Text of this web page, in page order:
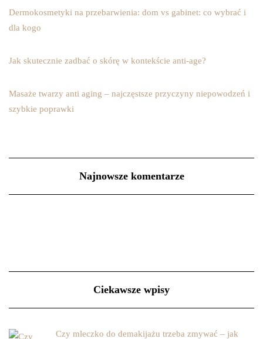
Dermokosmetyki na przebarwienia: dom vs gabinet: co wybrać i
dla kogo
Jak skutecznie zadbać o skórę w kontekście anti-age?
Masaże twarzy anti aging – najczęstsze przyczyny niepowodzeń i
szybkie poprawki
Najnowsze komentarze
Ciekawsze wpisy
Czy mleczko do demakijażu trzeba zmywać – jak